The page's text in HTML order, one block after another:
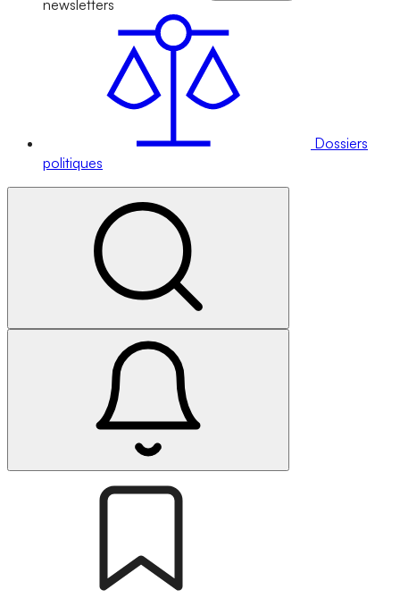
newsletters
Dossiers
politiques